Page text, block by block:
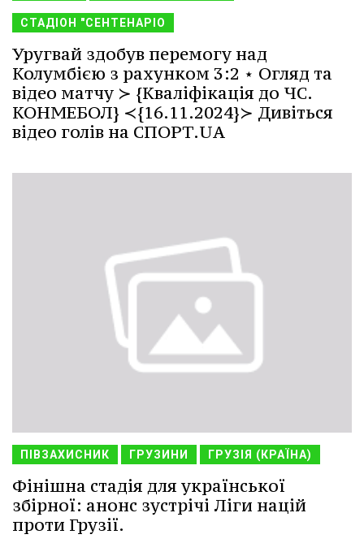
СТАДІОН "СЕНТЕНАРІО
Уругвай здобув перемогу над
Колумбією з рахунком 3:2 ⋆ Огляд та
відео матчу ≻ {Кваліфікація до ЧС.
КОНМЕБОЛ} ≺{16.11.2024}≻ Дивіться
відео голів на СПОРТ.UA
ПІВЗАХИСНИК ГРУЗИНИ ГРУЗІЯ (КРАЇНА)
Фінішна стадія для української
збірної: анонс зустрічі Ліги націй
проти Грузії.